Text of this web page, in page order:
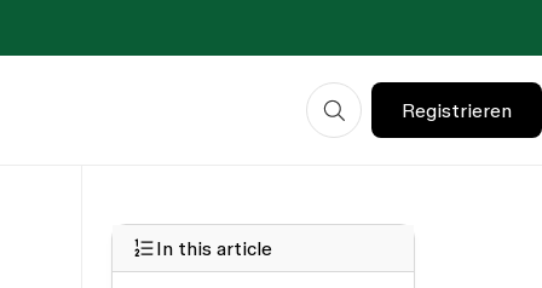
Registrieren
In this article